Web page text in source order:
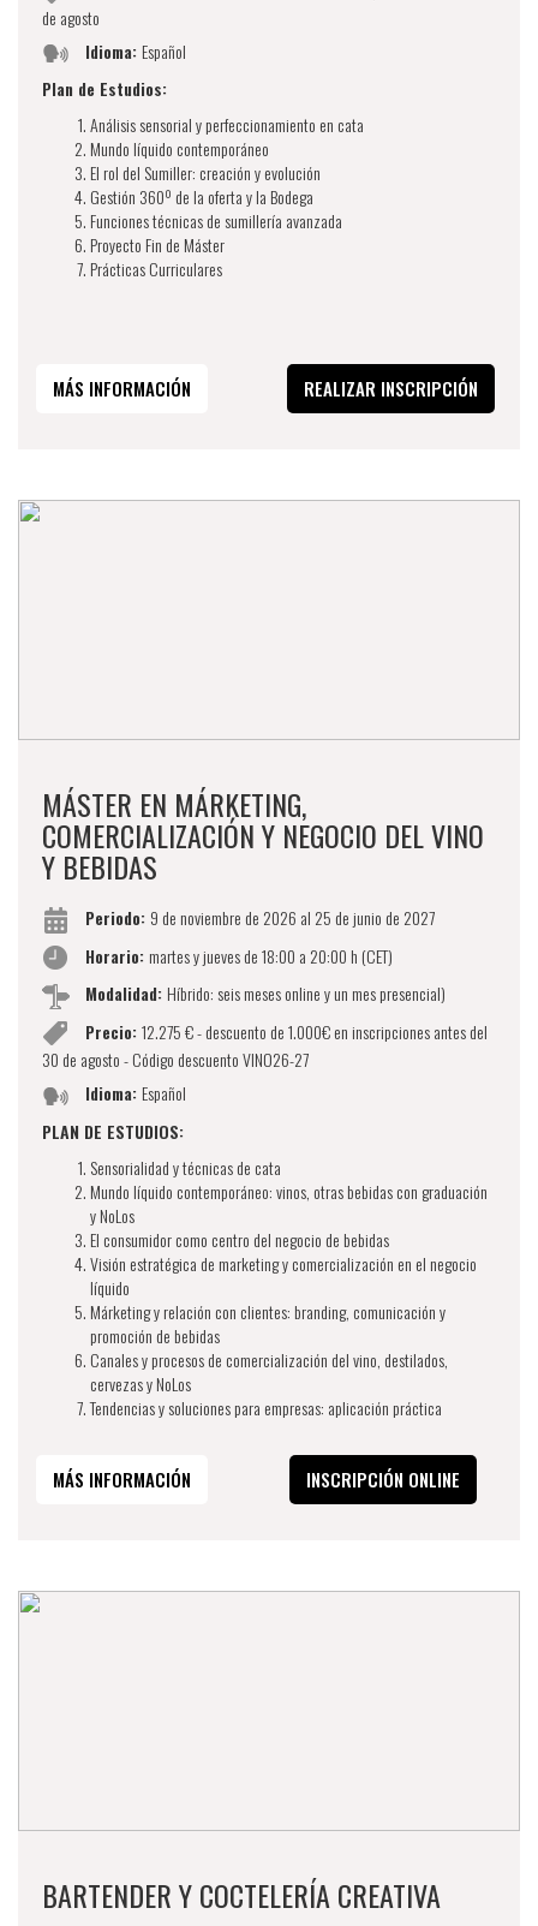
de agosto
Idioma: Español
Plan de Estudios:
Análisis sensorial y perfeccionamiento en cata
Mundo líquido contemporáneo
El rol del Sumiller: creación y evolución
Gestión 360º de la oferta y la Bodega
Funciones técnicas de sumillería avanzada
Proyecto Fin de Máster
Prácticas Curriculares
MÁS INFORMACIÓN REALIZAR INSCRIPCIÓN
MÁSTER EN MÁRKETING,
COMERCIALIZACIÓN Y NEGOCIO DEL VINO
Y BEBIDAS
Periodo: 9 de noviembre de 2026 al 25 de junio de 2027
Horario: martes y jueves de 18:00 a 20:00 h (CET)
Modalidad: Híbrido: seis meses online y un mes presencial)
Precio: 12.275 € - descuento de 1.000€ en inscripciones antes del
30 de agosto - Código descuento VINO26-27
Idioma: Español
PLAN DE ESTUDIOS:
Sensorialidad y técnicas de cata
Mundo líquido contemporáneo: vinos, otras bebidas con graduación
y NoLos
El consumidor como centro del negocio de bebidas
Visión estratégica de marketing y comercialización en el negocio
líquido
Márketing y relación con clientes: branding, comunicación y
promoción de bebidas
Canales y procesos de comercialización del vino, destilados,
cervezas y NoLos
Tendencias y soluciones para empresas: aplicación práctica
MÁS INFORMACIÓN INSCRIPCIÓN ONLINE
BARTENDER Y COCTELERÍA CREATIVA